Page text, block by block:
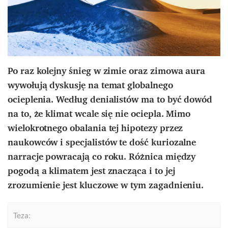
Po raz kolejny śnieg w zimie oraz zimowa aura
wywołują dyskusję na temat globalnego
ocieplenia. Według denialistów ma to być dowód
na to, że klimat wcale się nie ociepla. Mimo
wielokrotnego obalania tej hipotezy przez
naukowców i specjalistów te dość kuriozalne
narracje powracają co roku. Różnica między
pogodą a klimatem jest znacząca i to jej
zrozumienie jest kluczowe w tym zagadnieniu.
Teza: